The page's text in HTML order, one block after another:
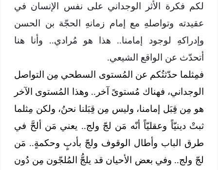
لكم فكرة الأثر الوجداني على نفس الإنسان في
عقيدته وتواصلهِ مع إمام زمانهِ الحجّة بن الحسن
وإدراكهِ لوجود إمامنا.. هذا هو مُرادي.. وأنا هنا
أتحدّث عن الواقع الشيعي.
فمِثلما حدّثتُكم عن المُستوى السطحي مِن التواصل
الوجداني، فهناك مُستوىً آخر.. وهذا المُستوى الآخر
هو مِن قِبَل إمامنا، وليس مِن قِبَلنا نحنُ، ولكن مِثلما
ثبتْ دينيّاً وعقليّاً أنّه مَن لجّ ولج.. يعني مَن ألحَّ في
طرق الباب وأطال الوقوف ولجّ بأدبٍ وحكمةٍ.. مَن
لجّ ولج.. وفي بعض الأحيان قد يلجُّ المُلجّون مِن دُون